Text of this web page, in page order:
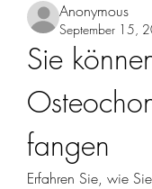
Anonymous
September 15,
Sie
fangen
Erfahren Sie, wie